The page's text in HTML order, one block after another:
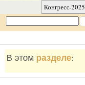
Конгресс-2025
В этом разделе: